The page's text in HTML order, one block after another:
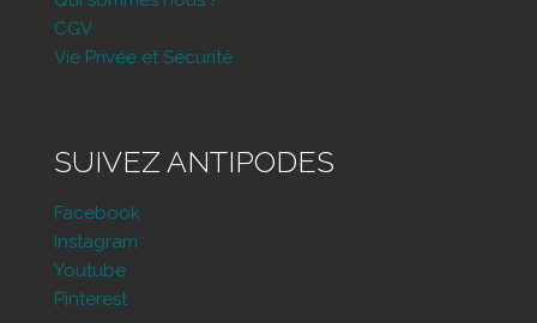
CGV
Vie Privée et Sécurité
SUIVEZ ANTIPODES
Facebook
Instagram
Youtube
Pinterest